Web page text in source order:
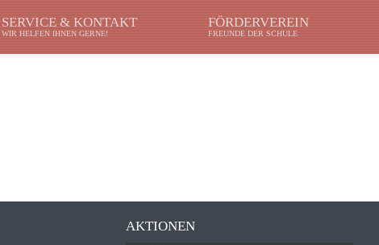
SERVICE & KONTAKT
WIR HELFEN IHNEN GERNE!
FÖRDERVEREIN
FREUNDE DER SCHULE
AKTIONEN